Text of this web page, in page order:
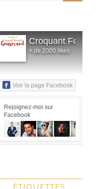
Croquant Fondant
+ de 2000 likes
Voir la page Facebook
Rejoignez-moi sur
Facebook
ÉTIQUETTES